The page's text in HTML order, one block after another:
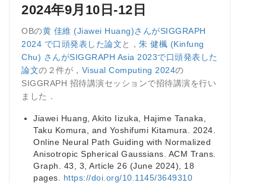
2024年9月10日-12日
OBの黄 佳維 (Jiawei Huang)さんがSIGGRAPH
2024 で口頭発表した論文と， 朱 健楓 (Kinfung
Chu) さんがSIGGRAPH Asia 2023で口頭発表した
論文の２件が， Visual Computing 2024の
SIGGRAPH 招待講演セッションで招待講演を行い
ました．
Jiawei Huang, Akito Iizuka, Hajime Tanaka,
Taku Komura, and Yoshifumi Kitamura. 2024.
Online Neural Path Guiding with Normalized
Anisotropic Spherical Gaussians. ACM Trans.
Graph. 43, 3, Article 26 (June 2024), 18
pages. https://doi.org/10.1145/3649310